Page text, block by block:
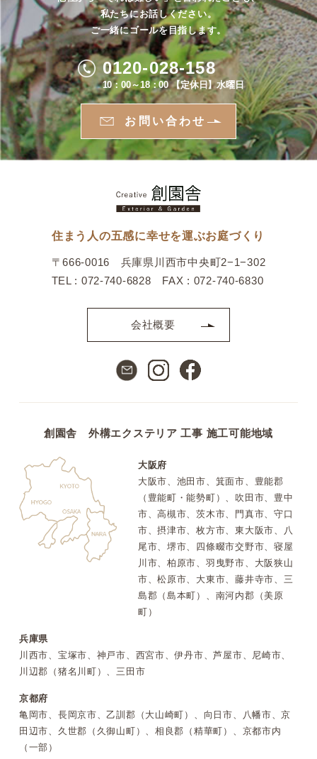
私たちにお話しください。
ご一緒にゴールを目指します。
0120-028-158
10：00～18：00 【定休日】水曜日
お問い合わせ
住まう人の五感に幸せを運ぶお庭づくり
〒666-0016 兵庫県川西市中央町2−1−302
TEL : 072-740-6828 FAX : 072-740-6830
会社概要
創園舎 外構エクステリア 工事 施工可能地域
大阪府
大阪市、池田市、箕面市、豊能郡
（豊能町・能勢町）、吹田市、豊中
市、高槻市、茨木市、門真市、守口
市、摂津市、枚方市、東大阪市、八
尾市、堺市、四條畷市交野市、寝屋
川市、柏原市、羽曳野市、大阪狭山
市、松原市、大東市、藤井寺市、三
島郡（島本町）、南河内郡（美原
町）
兵庫県
川西市、宝塚市、神戸市、西宮市、伊丹市、芦屋市、尼崎市、
川辺郡（猪名川町）、三田市
京都府
亀岡市、長岡京市、乙訓郡（大山崎町）、向日市、八幡市、京
田辺市、久世郡（久御山町）、相良郡（精華町）、京都市内
（一部）